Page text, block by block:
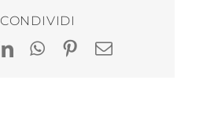
CONDIVIDI
LinkedIn
WhatsApp
Pinterest
Email